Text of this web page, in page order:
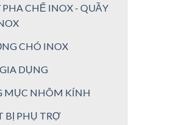
PHA CHẾ INOX - QUẦY
CHÓ INOX
DỤNG
MỤC NHÔM KÍNH
BỊ PHỤ TRỢ